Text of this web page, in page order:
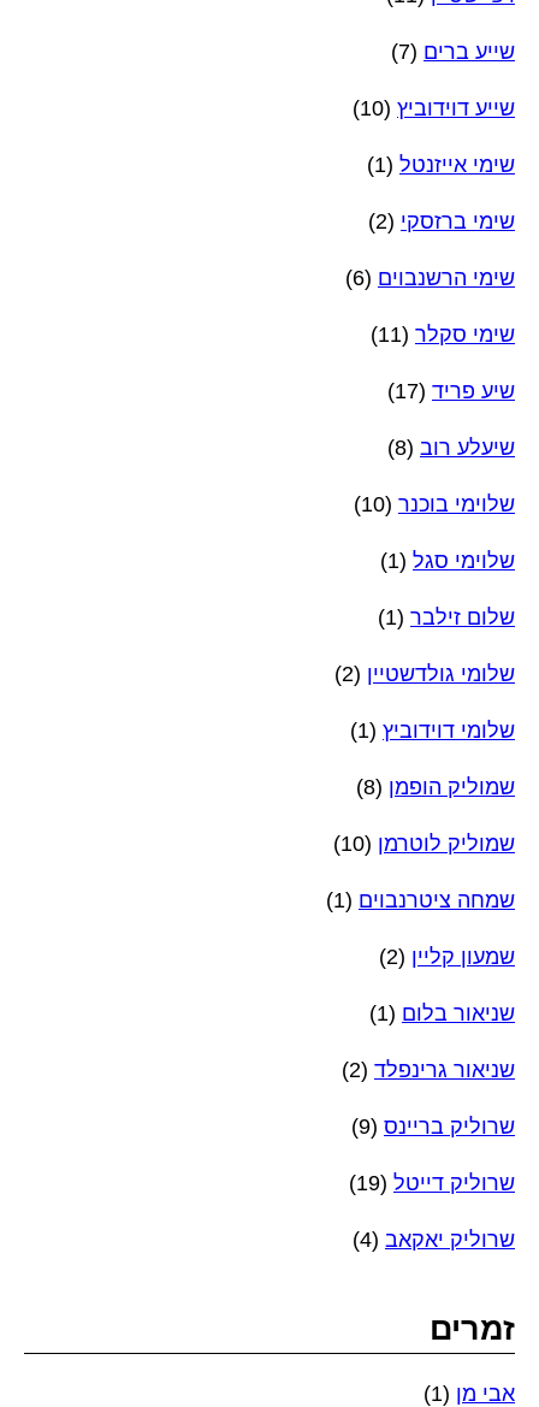
שייע ברים (7)
שייע דוידוביץ (10)
שימי אייזנטל (1)
שימי ברזסקי (2)
שימי הרשנבוים (6)
שימי סקלר (11)
שיע פריד (17)
שיעלע רוב (8)
שלוימי בוכנר (10)
שלוימי סגל (1)
שלום זילבר (1)
שלומי גולדשטיין (2)
שלומי דוידוביץ (1)
שמוליק הופמן (8)
שמוליק לוטרמן (10)
שמחה ציטרנבוים (1)
שמעון קליין (2)
שניאור בלום (1)
שניאור גרינפלד (2)
שרוליק בריינס (9)
שרוליק דייטל (19)
שרוליק יאקאב (4)
זמרים
אבי מן (1)